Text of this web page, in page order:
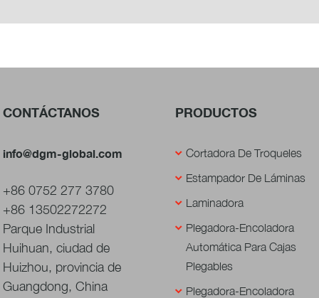
CONTÁCTANOS
info@dgm-global.com
+86 0752 277 3780
+86 13502272272
Parque Industrial
Huihuan, ciudad de
Huizhou, provincia de
Guangdong, China
PRODUCTOS
Cortadora De Troqueles
Estampador De Láminas
Laminadora
Plegadora-Encoladora
Automática Para Cajas
Plegables
Plegadora-Encoladora